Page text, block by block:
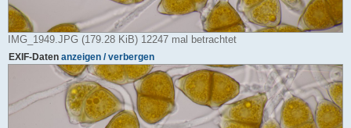
IMG_1949.JPG (179.28 KiB) 12247 mal betrachtet
EXIF-Daten anzeigen / verbergen